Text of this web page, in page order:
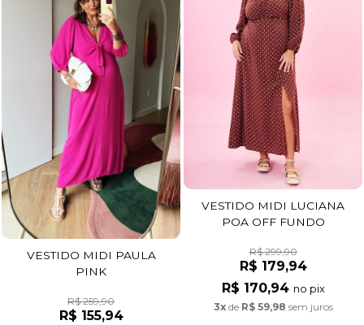
VESTIDO MIDI PAULA
PINK
R$ 259,90
R$ 155,94
VESTIDO MIDI LUCIANA
POA OFF FUNDO
R$ 299,90
R$ 179,94
R$ 170,94 no pix
3xde R$ 59,98 sem juros